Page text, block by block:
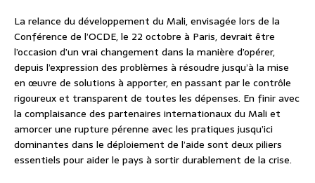
La relance du développement du Mali, envisagée lors de la
Conférence de l’OCDE, le 22 octobre à Paris, devrait être
l’occasion d’un vrai changement dans la manière d’opérer,
depuis l’expression des problèmes à résoudre jusqu’à la mise
en œuvre de solutions à apporter, en passant par le contrôle
rigoureux et transparent de toutes les dépenses. En finir avec
la complaisance des partenaires internationaux du Mali et
amorcer une rupture pérenne avec les pratiques jusqu’ici
dominantes dans le déploiement de l’aide sont deux piliers
essentiels pour aider le pays à sortir durablement de la crise.